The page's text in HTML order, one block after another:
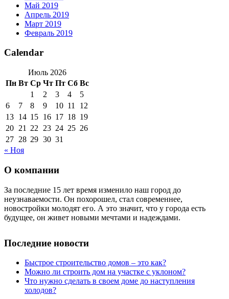
Май 2019
Апрель 2019
Март 2019
Февраль 2019
Calendar
Июль 2026
Пн Вт Ср Чт Пт Сб Вс
1
2 3 4
5
6
7 8 9 10 11
12
13 14 15 16 17 18 19
20 21 22 23 24 25 26
27 28 29 30 31
« Ноя
О компании
За последние 15 лет время изменило наш город до
неузнаваемости. Он похорошел, стал современнее,
новостройки молодят его. А это значит, что у города есть
будущее, он живет новыми мечтами и надеждами.
Последние новости
Быстрое строительство домов – это как?
Можно ли строить дом на участке с уклоном?
Что нужно сделать в своем доме до наступления
холодов?